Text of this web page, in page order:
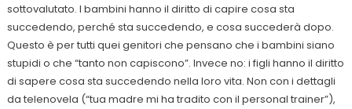
sottovalutato. I bambini hanno il diritto di capire cosa sta
succedendo, perché sta succedendo, e cosa succederà dopo.
Questo è per tutti quei genitori che pensano che i bambini siano
stupidi o che “tanto non capiscono”. Invece no: i figli hanno il diritto
di sapere cosa sta succedendo nella loro vita. Non con i dettagli
da telenovela (“tua madre mi ha tradito con il personal trainer”),